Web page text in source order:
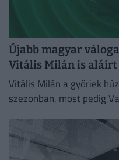
Újabb magyar
Vitális Milán is aláírt
Vitális Milán a győriek
szezonban, most pedig